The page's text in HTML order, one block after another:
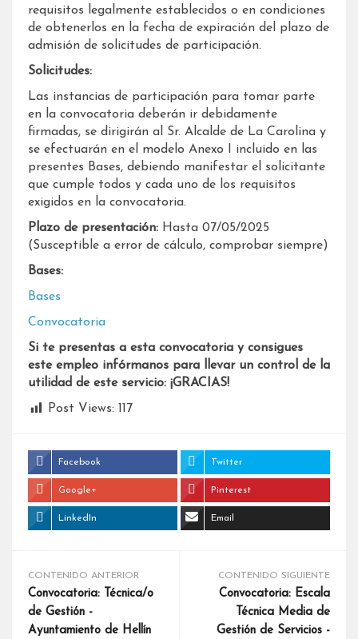
requisitos legalmente establecidos o en condiciones
de obtenerlos en la fecha de expiración del plazo de
admisión de solicitudes de participación.
Solicitudes:
Las instancias de participación para tomar parte
en la convocatoria deberán ir debidamente
firmadas, se dirigirán al Sr. Alcalde de La Carolina y
se efectuarán en el modelo Anexo I incluido en las
presentes Bases, debiendo manifestar el solicitante
que cumple todos y cada uno de los requisitos
exigidos en la convocatoria.
Plazo de presentación: Hasta 07/05/2025
(Susceptible a error de cálculo, comprobar siempre)
Bases:
Bases
Convocatoria
Si te presentas a esta convocatoria y consigues
este empleo infórmanos para llevar un control de la
utilidad de este servicio: ¡GRACIAS!
Post Views: 117
Facebook Twitter
Google+ Pinterest
LinkedIn Email
CONTENIDO ANTERIOR
Convocatoria: Técnica/o
de Gestión -
Ayuntamiento de Hellín
CONTENIDO SIGUIENTE
Convocatoria: Escala
Técnica Media de
Gestión de Servicios -